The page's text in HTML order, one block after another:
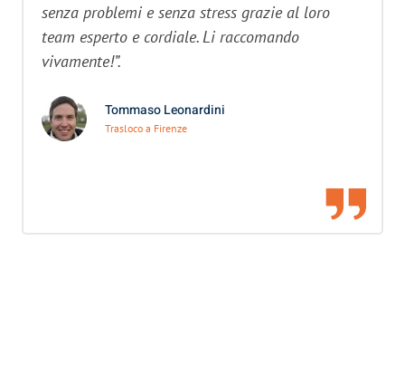
senza problemi e senza stress grazie al loro
team esperto e cordiale. Li raccomando
vivamente!”.
Tommaso Leonardini
Trasloco a Firenze